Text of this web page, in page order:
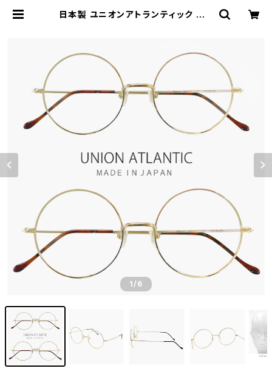
日本製 ユニオンアトランティック メガ
きめ 小さめ MADE IN JAPAN ゴー
ルド カラー | 【サングラスドッグ】メガ
ネ・サングラス・帽子 の 通販
1/6